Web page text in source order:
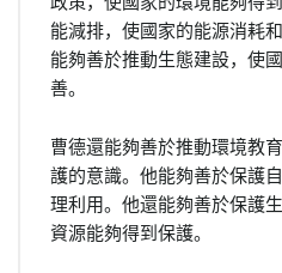
能減排，使國家的能源消耗
能夠善於推動生態建設，使
善。
曹德還能夠善於推動環境教
護的意識。他能夠善於保護
理利用。他還能夠善於保護
資源能夠得到保護。